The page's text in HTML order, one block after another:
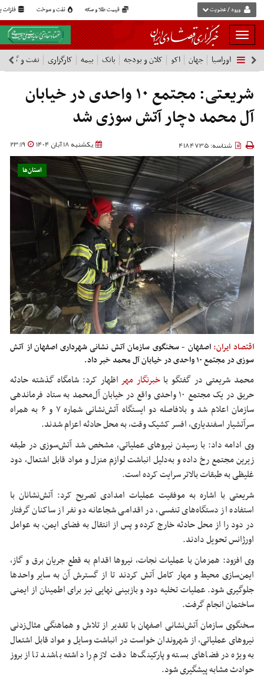
قیمت طلا و سکه نفت و سوخت فلزات ورود / عضویت
بار
و
بسته
نمودن
فهرست
اوراسیا جهان اکو کلان و بودجه بانک بیمه کارگزاری نفت و گاز
شریعتی: مجتمع ۱۰ واحدی در خیابان
آل محمد دچار آتش سوزی شد
یکشنبه 18 آبان 1404 23:19 شناسه: 4184735
استان‌ها
اقتصاد ایران: اصفهان - سخنگوی سازمان آتش نشانی شهرداری اصفهان از آتش
سوزی در مجتمع ۱۰ واحدی در خیابان آل محمد خبر داد.
محمد شریعتی در گفتگو باخبرنگار مهراظهار کرد: شامگاه گذشته حادثه
حریق در یک مجتمع ۱۰ واحدی واقع در خیابان آل‌محمد به ستاد فرماندهی
سازمان اعلام شد و بلافاصله دو ایستگاه آتش‌نشانی شماره ۷ و ۶ به همراه
سرآتشیاراسفندیاری، افسر کشیک وقت، به محل حادثه اعزام شدند.
وی ادامه داد: با رسیدن نیروهای عملیاتی، مشخص شد آتش‌سوزی در طبقه
زیرین مجتمع رخ داده و به‌دلیل انباشت لوازم منزل و مواد قابل اشتعال، دود
غلیظی به طبقات بالاتر سرایت کرده است.
شریعتی با اشاره به موفقیت عملیات امدادی تصریح کرد: آتش‌نشانان با
استفاده از دستگاه‌های تنفسی، در اقدامی شجاعانه دو نفر از ساکنان گرفتار
در دود را از محل حادثه خارج کرده و پس از انتقال به فضای ایمن، به عوامل
اورژانس تحویل دادند.
وی افزود: همزمان با عملیات نجات، نیروها اقدام به قطع جریان برق و گاز،
ایمن‌سازی محیط و مهار کامل آتش کردند تا از گسترش آن به سایر واحدها
جلوگیری شود. عملیات تخلیه دود و بازبینی نهایی نیز برای اطمینان از ایمنی
ساختمان انجام گرفت.
سخنگوی سازمان آتش‌نشانی اصفهان با تقدیر از تلاش و هماهنگی مثال‌زدنی
نیروهای عملیاتی، از شهروندان خواست در انباشت وسایل و مواد قابل اشتعال
به‌ویژه در فضاهای بسته و پارکینگ‌ها دقت لازم را داشته باشند تا از بروز
حوادث مشابه پیشگیری شود.